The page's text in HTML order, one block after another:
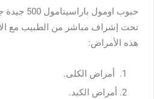
حبوب اومول
تحت إشراف مباشر من الطبيب مع
هذه الأمراض:
أمراض الكلى.
أمراض الكبد.